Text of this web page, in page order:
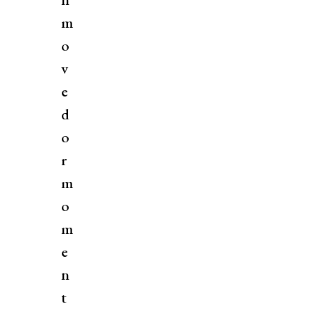
m
o
v
e
d
o
r
m
o
m
e
n
t